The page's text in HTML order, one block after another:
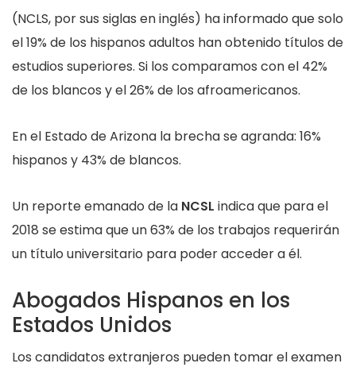
(NCLS, por sus siglas en inglés) ha informado que solo
el 19% de los hispanos adultos han obtenido títulos de
estudios superiores. Si los comparamos con el 42%
de los blancos y el 26% de los afroamericanos.
En el Estado de Arizona la brecha se agranda: 16%
hispanos y 43% de blancos.
Un reporte emanado de la NCSL indica que para el
2018 se estima que un 63% de los trabajos requerirán
un título universitario para poder acceder a él.
Abogados Hispanos en los
Estados Unidos
Los candidatos extranjeros pueden tomar el examen